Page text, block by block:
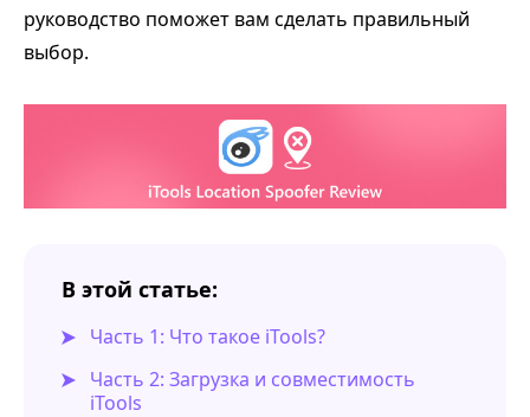
руководство поможет вам сделать правильный
выбор.
В этой статье:
Часть 1: Что такое iTools?
Часть 2: Загрузка и совместимость
iTools